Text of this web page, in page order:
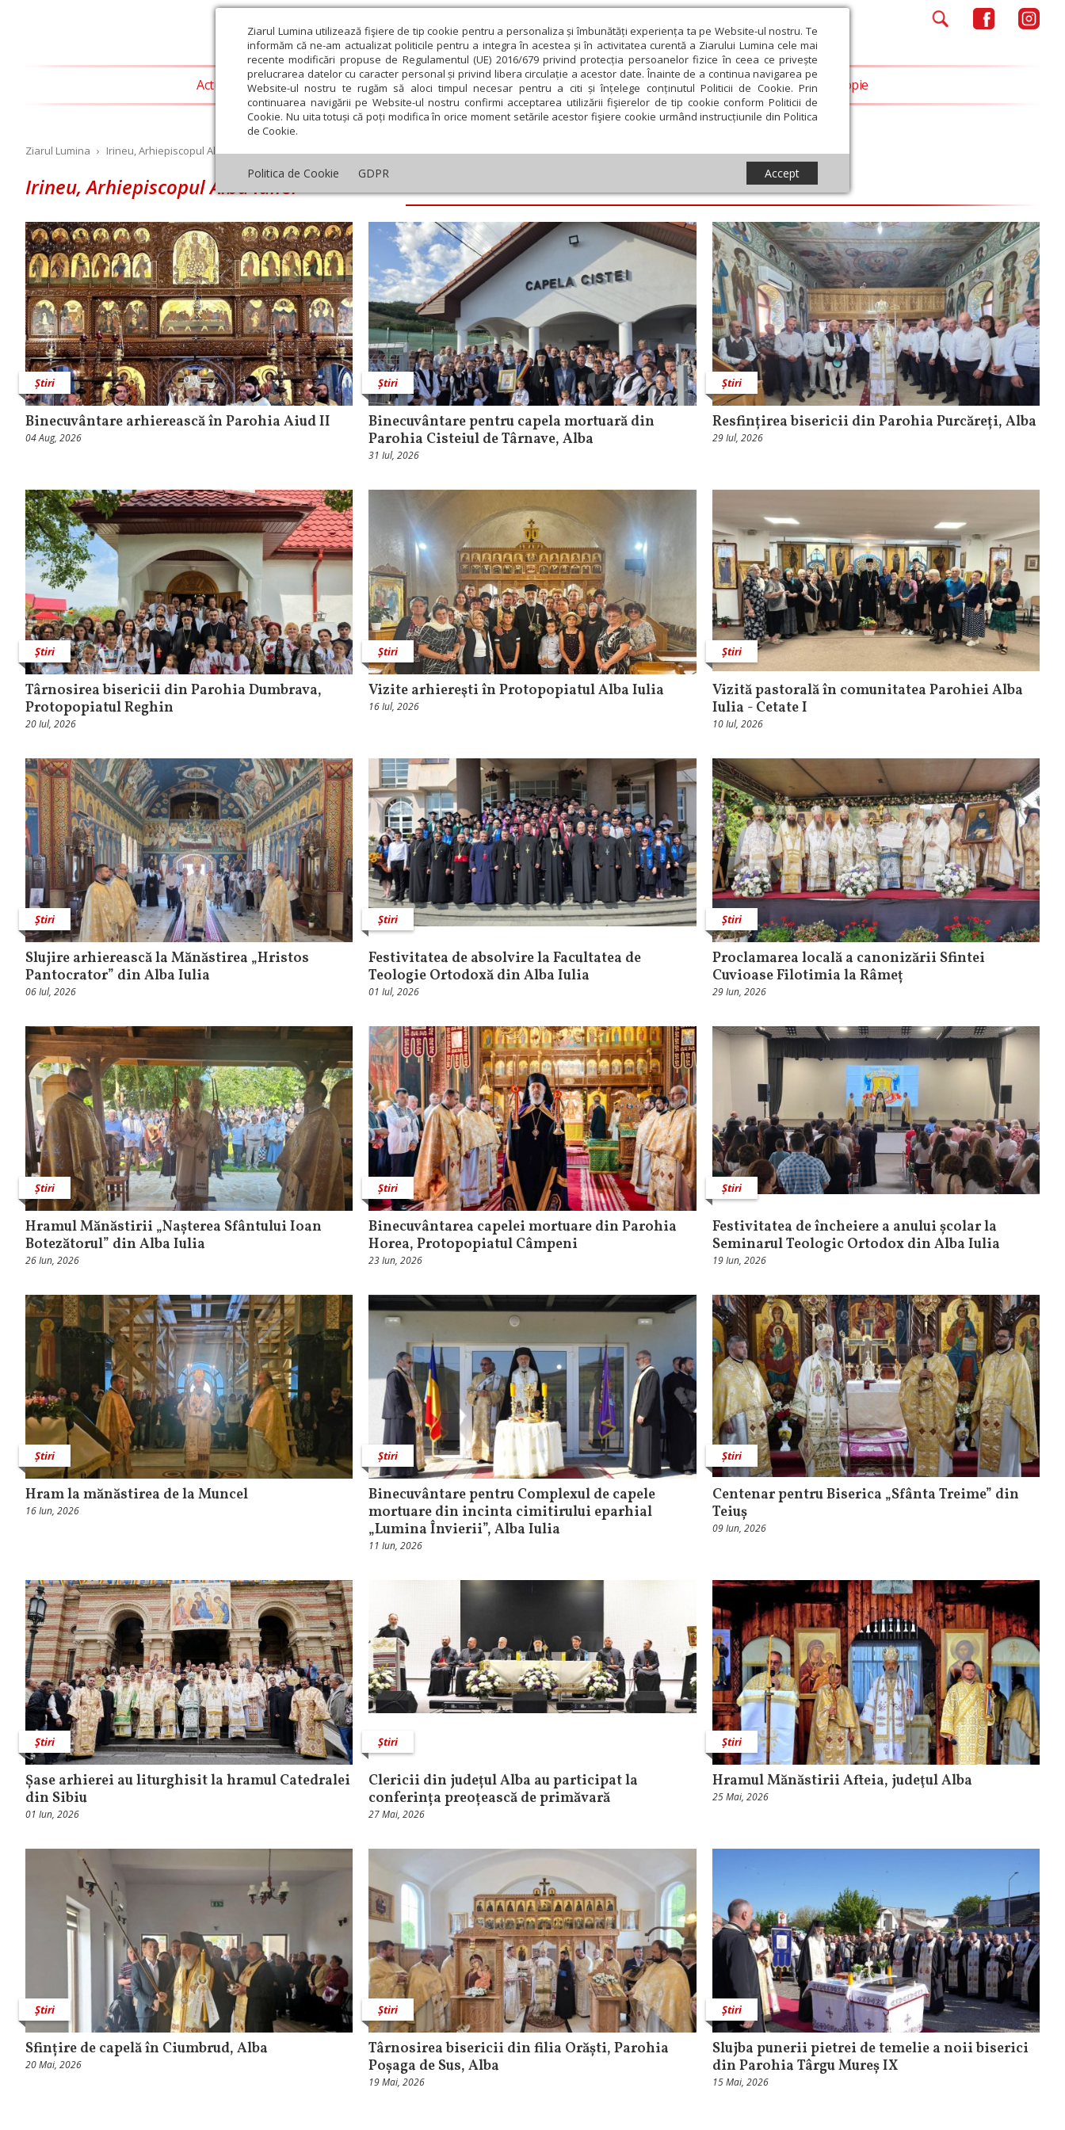
Ziarul Lumina utilizează fişiere de tip cookie pentru a personaliza și îmbunătăți experiența ta pe Website-ul nostru. Te
informăm că ne-am actualizat politicile pentru a integra în acestea și în activitatea curentă a Ziarului Lumina cele mai
recente modificări propuse de Regulamentul (UE) 2016/679 privind protecția persoanelor fizice în ceea ce privește
prelucrarea datelor cu caracter personal și privind libera circulație a acestor date. Înainte de a continua navigarea pe
Website-ul nostru te rugăm să aloci timpul necesar pentru a citi și înțelege conținutul Politicii de Cookie. Prin
continuarea navigării pe Website-ul nostru confirmi acceptarea utilizării fişierelor de tip cookie conform Politicii de
Cookie. Nu uita totuși că poți modifica în orice moment setările acestor fişiere cookie urmând instrucțiunile din Politica
de Cookie.
Politica de Cookie GDPR Accept
Actualitate religioasă Teologie și spiritualitate Educaţie și Cultură Societate Opinii Filantropie
Ziarul Lumina › Irineu, Arhiepiscopul Alba Iuliei
Irineu, Arhiepiscopul Alba Iuliei
Știri
Binecuvântare arhierească în Parohia Aiud II
04 Aug, 2026
Știri
Binecuvântare pentru capela mortuară din
Parohia Cisteiul de Târnave, Alba
31 Iul, 2026
Știri
Resfințirea bisericii din Parohia Purcăreți, Alba
29 Iul, 2026
Știri
Târnosirea bisericii din Parohia Dumbrava,
Protopopiatul Reghin
20 Iul, 2026
Știri
Vizite arhiereşti în Protopopiatul Alba Iulia
16 Iul, 2026
Știri
Vizită pastorală în comunitatea Parohiei Alba
Iulia - Cetate I
10 Iul, 2026
Știri
Slujire arhierească la Mănăstirea „Hristos
Pantocrator” din Alba Iulia
06 Iul, 2026
Știri
Festivitatea de absolvire la Facultatea de
Teologie Ortodoxă din Alba Iulia
01 Iul, 2026
Știri
Proclamarea locală a canonizării Sfintei
Cuvioase Filotimia la Râmeț
29 Iun, 2026
Știri
Hramul Mănăstirii „Nașterea Sfântului Ioan
Botezătorul” din Alba Iulia
26 Iun, 2026
Știri
Binecuvântarea capelei mortuare din Parohia
Horea, Protopopiatul Câmpeni
23 Iun, 2026
Știri
Festivitatea de încheiere a anului școlar la
Seminarul Teologic Ortodox din Alba Iulia
19 Iun, 2026
Știri
Hram la mănăstirea de la Muncel
16 Iun, 2026
Știri
Binecuvântare pentru Complexul de capele
mortuare din incinta cimitirului eparhial
„Lumina Învierii”, Alba Iulia
11 Iun, 2026
Știri
Centenar pentru Biserica „Sfânta Treime” din
Teiuș
09 Iun, 2026
Știri
Șase arhierei au liturghisit la hramul Catedralei
din Sibiu
01 Iun, 2026
Știri
Clericii din județul Alba au participat la
conferința preoțească de primăvară
27 Mai, 2026
Știri
Hramul Mănăstirii Afteia, judeţul Alba
25 Mai, 2026
Știri
Sfințire de capelă în Ciumbrud, Alba
20 Mai, 2026
Știri
Târnosirea bisericii din filia Orăști, Parohia
Poșaga de Sus, Alba
19 Mai, 2026
Știri
Slujba punerii pietrei de temelie a noii biserici
din Parohia Târgu Mureș IX
15 Mai, 2026